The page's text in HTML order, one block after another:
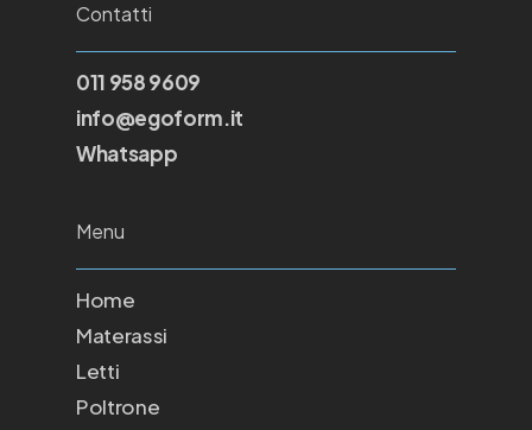
Contatti
011 958 9609
info@egoform.it
Whatsapp
Menu
Home
Materassi
Letti
Poltrone